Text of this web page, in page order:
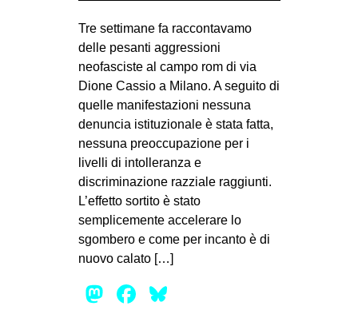
SPORT POPOLARE
MOVIMENTI
AMBIENTE
ANTIFASCISMO
DIRITTO ALL’ABITARE
GENERI
PRECARIATO
REPRESSIONE
STUDENTI
Tre settimane fa raccontavamo
delle pesanti aggressioni
neofasciste al campo rom di via
Dione Cassio a Milano. A seguito di
quelle manifestazioni nessuna
denuncia istituzionale è stata fatta,
nessuna preoccupazione per i
livelli di intolleranza e
discriminazione razziale raggiunti.
L’effetto sortito è stato
semplicemente accelerare lo
sgombero e come per incanto è di
nuovo calato […]
Mastodon
Facebook